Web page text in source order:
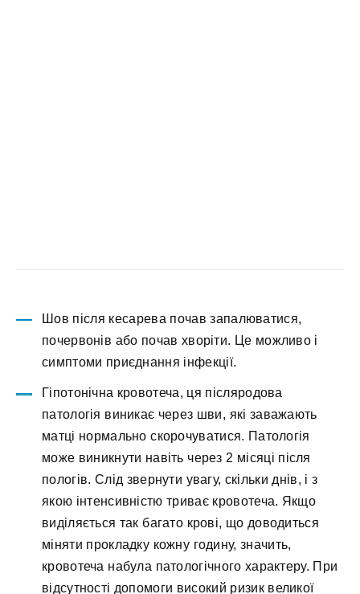
Шов після кесарева почав запалюватися,
почервонів або почав хворіти. Це можливо і
симптоми приєднання інфекції.
Гіпотонічна кровотеча, ця післяродова
патологія виникає через шви, які заважають
матці нормально скорочуватися. Патологія
може виникнути навіть через 2 місяці після
пологів. Слід звернути увагу, скільки днів, і з
якою інтенсивністю триває кровотеча. Якщо
виділяється так багато крові, що доводиться
міняти прокладку кожну годину, значить,
кровотеча набула патологічного характеру. При
відсутності допомоги високий ризик великої